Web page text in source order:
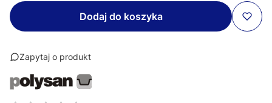
Dodaj do koszyka
Zapytaj o produkt